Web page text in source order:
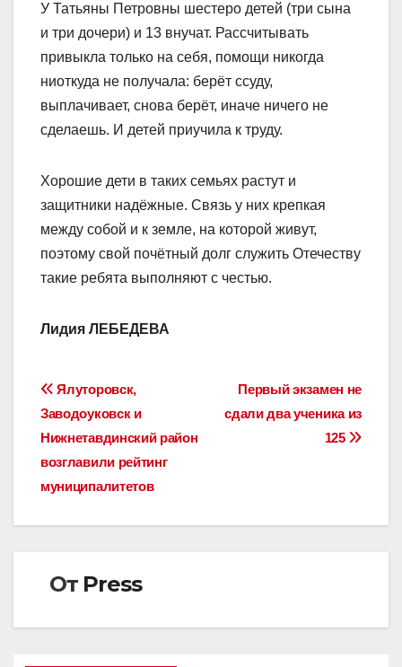
У Татьяны Петровны шестеро детей (три сына
и три дочери) и 13 внучат. Рассчитывать
привыкла только на себя, помощи никогда
ниоткуда не получала: берёт ссуду,
выплачивает, снова берёт, иначе ничего не
сделаешь. И детей приучила к труду.
Хорошие дети в таких семьях растут и
защитники надёжные. Связь у них крепкая
между собой и к земле, на которой живут,
поэтому свой почётный долг служить Отечеству
такие ребята выполняют с честью.
Лидия ЛЕБЕДЕВА
Навигация
по
записям
Первый экзамен не
сдали два ученика из
125
Ялуторовск,
Заводоуковск и
Нижнетавдинский район
возглавили рейтинг
муниципалитетов
От Press